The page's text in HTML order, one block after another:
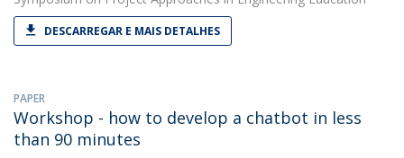
DESCARREGAR E MAIS DETALHES
PAPER
Workshop - how to develop a chatbot in less
than 90 minutes